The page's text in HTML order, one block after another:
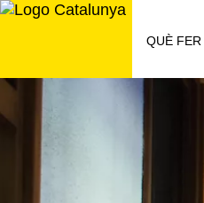
Saltar
QUÈ FER